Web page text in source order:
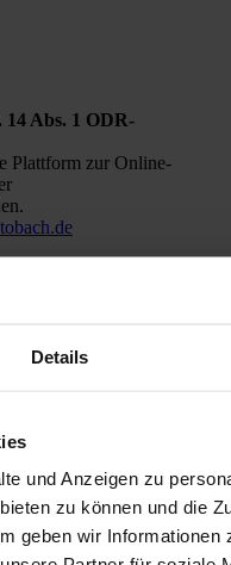
Details
und Anzeigen zu
zu können und die
geben wir Informationen
Abs. 1 ODR-
Plattform zur Online-